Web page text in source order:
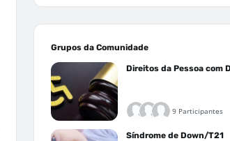
Grupos da Comunidade
9 Participantes
Síndrome de Down/T21